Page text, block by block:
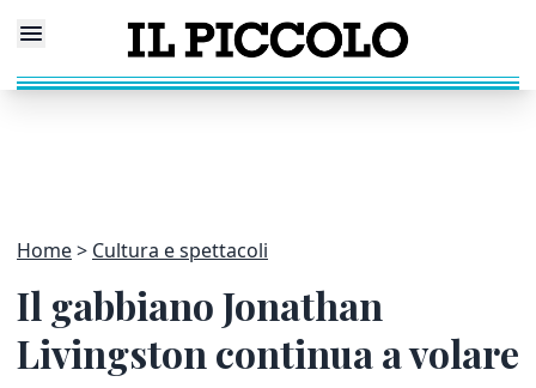
Home Cultura e spettacoli
Il gabbiano Jonathan
Livingston continua a volare